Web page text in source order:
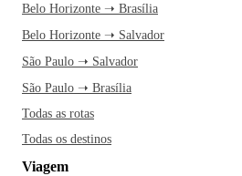
Belo Horizonte ➝ Brasília
Belo Horizonte ➝ Salvador
São Paulo ➝ Salvador
São Paulo ➝ Brasília
Todas as rotas
Todas os destinos
Viagem